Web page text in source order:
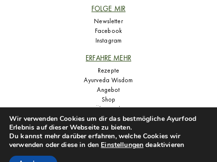
FOLGE MIR
Newsletter
Facebook
Instagram
ERFAHRE MEHR
Rezepte
Ayurveda Wisdom
Angebot
Shop
Über mich
Presse
Copyright © 2024 Ayurfood. All rights reserved.
Wir verwenden Cookies um dir das bestmögliche Ayurfood
Erlebnis auf dieser Webseite zu bieten.
Du kannst mehr darüber erfahren, welche Cookies wir
verwenden oder diese in den Einstellungen deaktivieren